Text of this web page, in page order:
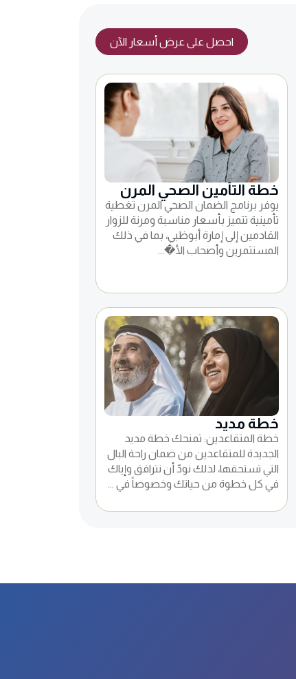
احصل على عرض أسعار الآن
خطة التأمين الصحي المرن
يوفر برنامج الضمان الصحي المرن تغطية
تأمينية تتميز بأسعار مناسبة ومرنة للزوار
القادمين إلى إمارة أبوظبي، بما في ذلك
المستثمرين وأصحاب الأ�...
خطة مديد
خطة المتقاعدين: تمنحك خطة مديد
الجديدة للمتقاعدين من ضمان راحة البال
التي تستحقها، لذلك نودّ أن نترافق وإياك
في كل خطوة من حياتك وخصوصاً في ...